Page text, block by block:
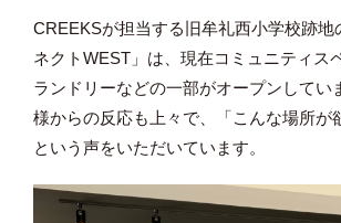
CREEKSが担当する旧牟礼西小学校跡地
ネクトWEST」は、現在コミュニティス
ランドリーなどの一部がオープンしてい
様からの反応も上々で、「こんな場所が
という声をいただいています。